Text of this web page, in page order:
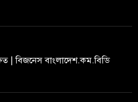
| বিজনেস বাংলাদেশ.কম.বিডি